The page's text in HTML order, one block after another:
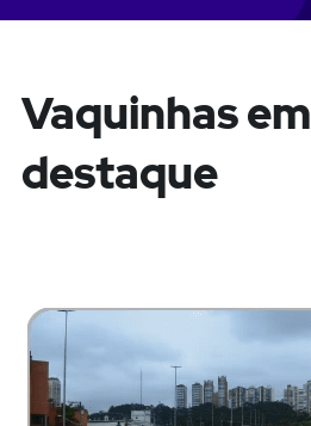
Vaquinhas em
destaque